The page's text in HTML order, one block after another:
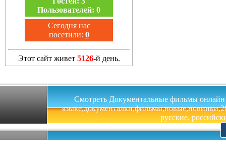
Пользователей: 0
Сегодня нас
посетили: 0
Этот сайт живет 5126-й день.
Смотреть Документальные фильмы онлайн
русские,